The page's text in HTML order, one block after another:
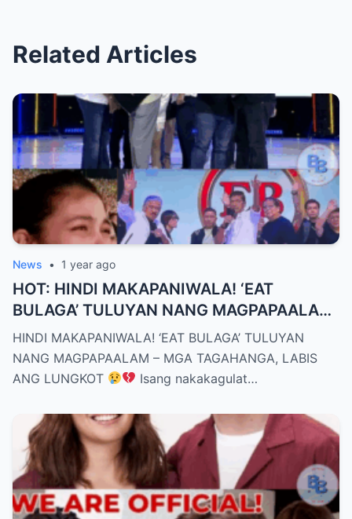
Related Articles
News • 1 year ago
HOT: HINDI MAKAPANIWALA! ‘EAT
BULAGA’ TULUYAN NANG MAGPAPAALAM
– MGA TAGAHANGA, LABIS ANG LUNGKOT
HINDI MAKAPANIWALA! ‘EAT BULAGA’ TULUYAN
NANG MAGPAPAALAM – MGA TAGAHANGA, LABIS
ANG LUNGKOT
Isang nakakagulat…